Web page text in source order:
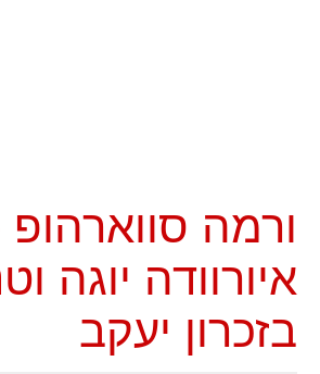
ורמה סווארהופ
איורוודה יוגה
בזכרון יעקב